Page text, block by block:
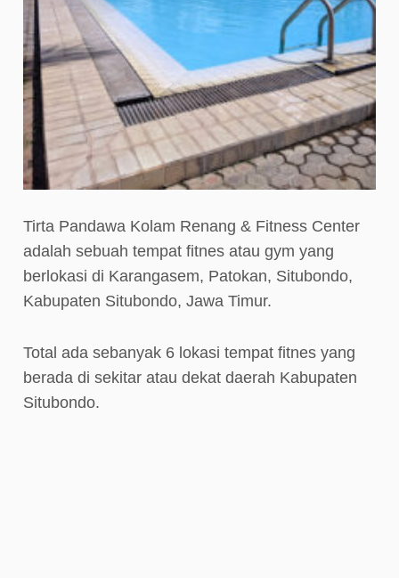
Tirta Pandawa Kolam Renang & Fitness Center
adalah sebuah tempat fitnes atau gym yang
berlokasi di Karangasem, Patokan, Situbondo,
Kabupaten Situbondo, Jawa Timur.
Total ada sebanyak 6 lokasi tempat fitnes yang
berada di sekitar atau dekat daerah Kabupaten
Situbondo.